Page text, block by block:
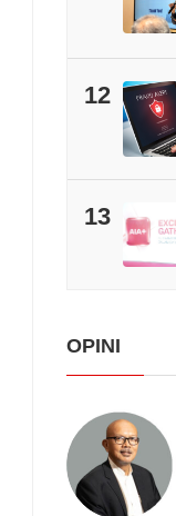
12
13
OPINI